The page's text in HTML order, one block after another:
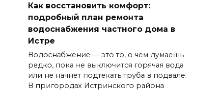
Как восстановить комфорт:
подробный план ремонта
водоснабжения частного дома в
Истре
Водоснабжение — это то, о чем думаешь
редко, пока не выключится горячая вода
или не начнет подтекать труба в подвале.
В пригородах Истринского района